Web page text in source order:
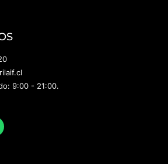
9:00 - 21:00.